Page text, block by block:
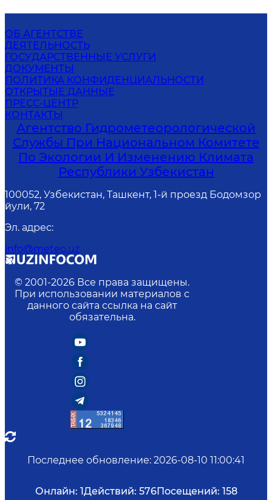
ОБ АГЕНТСТВЕ
ДЕЯТЕЛЬНОСТЬ
ГОСУДАРСТВЕННЫЕ УСЛУГИ
ДОКУМЕНТЫ
ПОЛИТИКА КОНФИДЕНЦИАЛЬНОСТИ
ОТКРЫТЫЕ ДАННЫЕ
ПРЕСС-ЦЕНТР
КОНТАКТЫ
Агентство Гидрометеорологической
Службы При Национальном Комитете
По Экологии И Изменению Климата
Республики Узбекистан
100052, Узбекистан, Ташкент, 1-й проезд Бодомзор
йули, 72
Эл. адрес:
info@meteo.uz
© 2001-2026 Все права защищены.
При использовании материалов с
данного сайта ссылка на сайт
обязательна.
Последнее обновление: 2026-08-10 11:00:41
Онлайн: 1Действий: 576Посещений: 158